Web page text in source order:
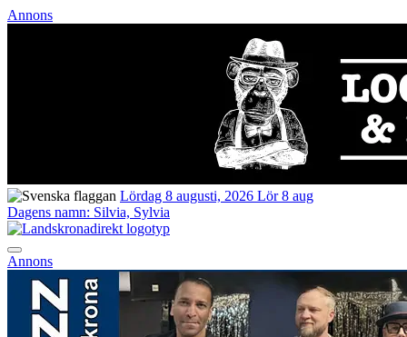
Annons
Lördag 8 augusti, 2026 Lör 8 aug
Dagens namn: Silvia, Sylvia
Annons